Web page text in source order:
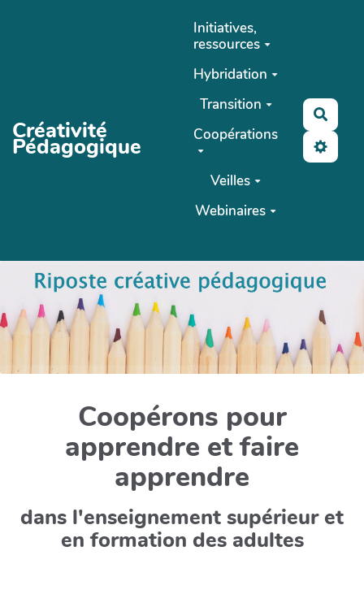
Créativité
Pédagogique
Initiatives,
ressources
Hybridation
Transition
Coopérations
Veilles
Webinaires
Coopérons pour
apprendre et faire
apprendre
dans l'enseignement supérieur et
en formation des adultes